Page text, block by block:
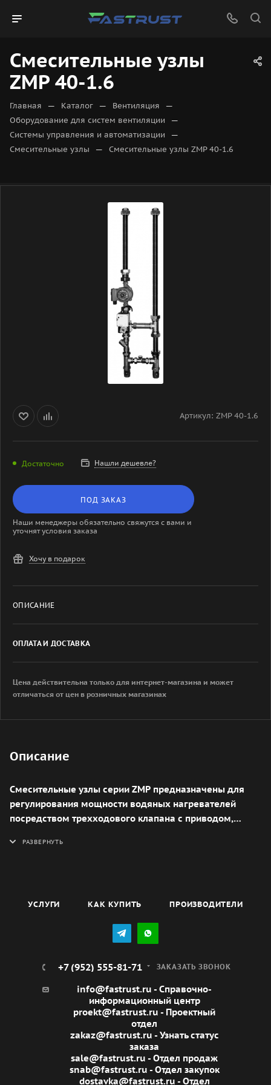
Смесительные узлы
ZMP 40-1.6
Главная — Каталог — Вентиляция —
Оборудование для систем вентиляции —
Системы управления и автоматизации —
Смесительные узлы — Смесительные узлы ZMP 40-1.6
Артикул: ZMP 40-1.6
Достаточно Нашли дешевле?
ПОД ЗАКАЗ
Наши менеджеры обязательно свяжутся с вами и
уточнят условия заказа
Хочу в подарок
ОПИСАНИЕ
ОПЛАТА И ДОСТАВКА
Цена действительна только для интернет-магазина и может
отличаться от цен в розничных магазинах
Описание
Смесительные узлы серии ZMP предназначены для
регулирования мощности водяных нагревателей
посредством трехходового клапана с приводом,
обратной воды.
УСЛУГИ КАК КУПИТЬ ПРОИЗВОДИТЕЛИ
+7 (952) 555-81-71 ЗАКАЗАТЬ ЗВОНОК
info@fastrust.ru - Справочно-
информационный центр
proekt@fastrust.ru - Проектный
отдел
zakaz@fastrust.ru - Узнать статус
заказа
sale@fastrust.ru - Отдел продаж
snab@fastrust.ru - Отдел закупок
dostavka@fastrust.ru - Отдел